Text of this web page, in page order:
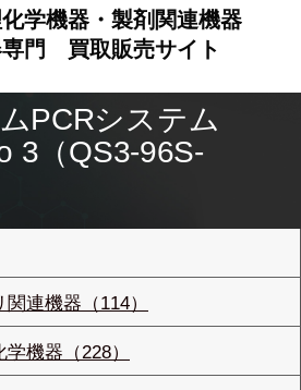
学機器・製剤関連機器
門
買取販売サイト
PCRシステム
3（QS3-96S-
連機器（114）
機器（228）